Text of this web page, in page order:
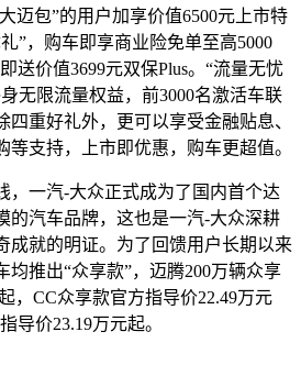
迈包”的用户加享价值6500元上市特
”，购车即享商业险免单至高5000
送价值3699元双保Plus。“流量无忧
无限流量权益，前3000名激活车联
四重好礼外，更可以享受金融贴息、
等支持，上市即优惠，购车更超值。
，一汽-大众正式成为了国内首个达
的汽车品牌，这也是一汽-大众深耕
成就的明证。为了回馈用户长期以来
均推出“众享款”，迈腾200万辆众享
，CC众享款官方指导价22.49万元
导价23.19万元起。